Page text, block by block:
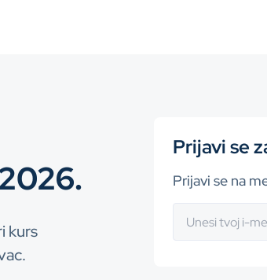
kurs
Prijavi se
Prijavi se na